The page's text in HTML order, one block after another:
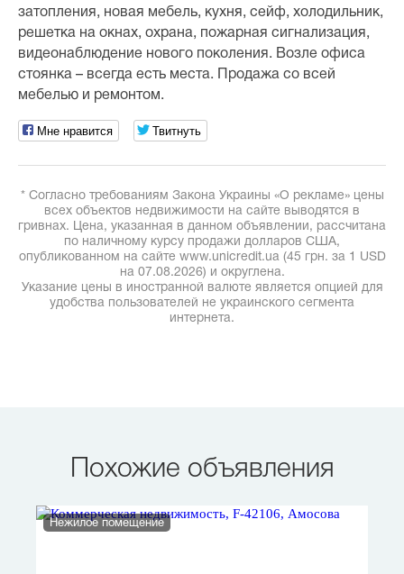
затопления, новая мебель, кухня, сейф, холодильник,
решетка на окнах, охрана, пожарная сигнализация,
видеонаблюдение нового поколения. Возле офиса
стоянка – всегда есть места. Продажа со всей
мебелью и ремонтом.
Мне нравится Твитнуть
* Согласно требованиям Закона Украины «О рекламе» цены
всех объектов недвижимости на сайте выводятся в
гривнах. Цена, указанная в данном объявлении, рассчитана
по наличному курсу продажи долларов США,
опубликованном на сайте www.unicredit.ua (45 грн. за 1 USD
на 07.08.2026) и округлена.
Указание цены в иностранной валюте является опцией для
удобства пользователей не украинского сегмента
интернета.
Похожие объявления
Нежилое помещение